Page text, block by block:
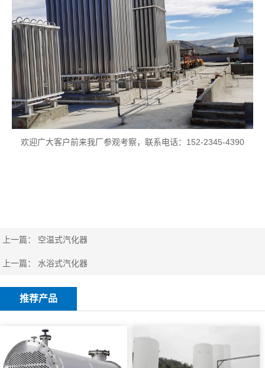
欢迎广大客户前来我厂参观考察，联系电话：152-2345-4390
上一篇： 空温式汽化器
上一篇： 水浴式汽化器
推荐产品